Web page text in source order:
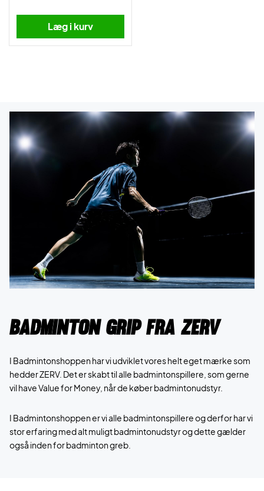
Læg i kurv
Badminton grip fra ZERV
I Badmintonshoppen har vi udviklet vores helt eget mærke som
hedder ZERV. Det er skabt til alle badmintonspillere, som gerne
vil have Value for Money, når de køber badmintonudstyr.
I Badmintonshoppen er vi alle badmintonspillere og derfor har vi
stor erfaring med alt muligt badmintonudstyr og dette gælder
også inden for badminton greb.